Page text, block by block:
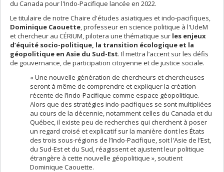
du Canada pour l'Indo-Pacifique lancée en 2022.
Le titulaire de notre Chaire d'études asiatiques et indo-pacifiques,
Dominique Caouette, professeur en science politique à l'UdeM
et chercheur au CÉRIUM, pilotera une thématique sur les enjeux
d’équité socio-politique, la transition écologique et la
géopolitique en Asie du Sud-Est. Il mettra l’accent sur les défis
de gouvernance, de participation citoyenne et de justice sociale.
« Une nouvelle génération de chercheurs et chercheuses
seront à même de comprendre et expliquer la création
récente de l’Indo-Pacifique comme espace géopolitique.
Alors que des stratégies indo-pacifiques se sont multipliées
au cours de la décennie, notamment celles du Canada et du
Québec, il existe peu de recherches qui cherchent à poser
un regard croisé et explicatif sur la manière dont les États
des trois sous-régions de l’Indo-Pacifique, soit l'Asie de l’Est,
du Sud-Est et du Sud, réagissent et ajustent leur politique
étrangère à cette nouvelle géopolitique », soutient
Dominique Caouette.